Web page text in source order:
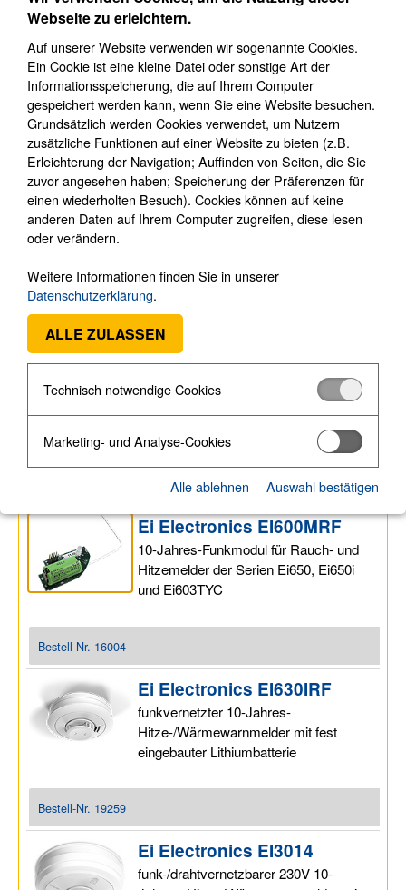
Hikvision►
Cerberus (4)
Ei Electronics▼
Rauchmelder (7)
Hitzemelder (4)
Kohlenmonoxidmelder (3)
Zubehör (9)
Optex ►
UR Fog Nebelsysteme
Verdrahtete Komponenten
Autarke Komm.-Systeme (8)
Videoüberwachung►
Bodycams►
Medientechnik►
Sprechanlagen►
Zutrittskontrolle►
Schließsysteme►
Ei Electronics EI600MRF
10-Jahres-Funkmodul für Rauch- und
Hitzemelder der Serien Ei650, Ei650i
und Ei603TYC
Bestell-Nr. 16004
Ei Electronics EI630IRF
funkvernetzter 10-Jahres-
Hitze-/Wärmewarnmelder mit fest
eingebauter Lithiumbatterie
Bestell-Nr. 19259
Ei Electronics EI3014
funk-/drahtvernetzbarer 230V 10-
Webseite zu erleichtern.
Auf unserer Website verwenden wir sogenannte Cookies.
Ein Cookie ist eine kleine Datei oder sonstige Art der
Informationsspeicherung, die auf Ihrem Computer
gespeichert werden kann, wenn Sie eine Website besuchen.
Grundsätzlich werden Cookies verwendet, um Nutzern
zusätzliche Funktionen auf einer Website zu bieten (z.B.
Erleichterung der Navigation; Auffinden von Seiten, die Sie
zuvor angesehen haben; Speicherung der Präferenzen für
einen wiederholten Besuch). Cookies können auf keine
anderen Daten auf Ihrem Computer zugreifen, diese lesen
oder verändern.
Weitere Informationen finden Sie in unserer
Datenschutzerklärung.
ALLE ZULASSEN
Technisch notwendige Cookies
Marketing- und Analyse-Cookies
Alle ablehnen Auswahl bestätigen